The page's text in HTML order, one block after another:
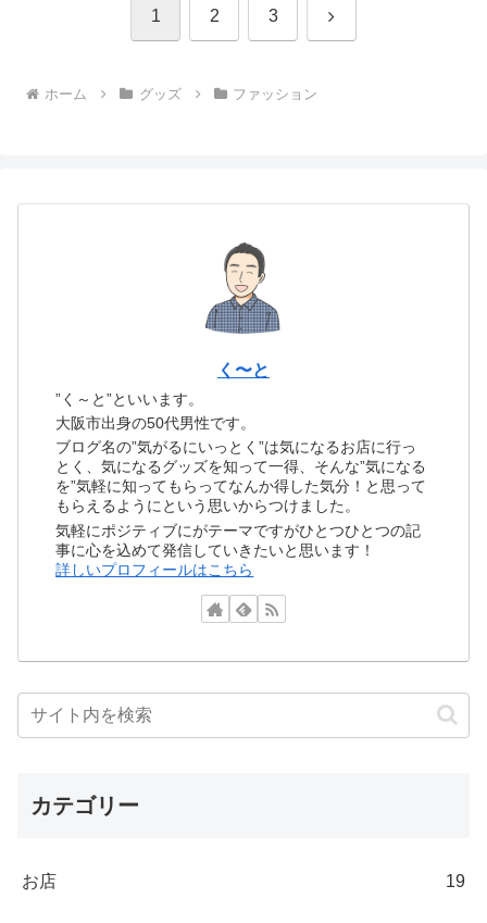
1 2 3 次
ホーム グッズ ファッション
く〜と
”く～と”といいます。
大阪市出身の50代男性です。
ブログ名の”気がるにいっとく”は気になるお店に行っ
とく、気になるグッズを知って一得、そんな”気になる
を”気軽に知ってもらってなんか得した気分！と思って
もらえるようにという思いからつけました。
気軽にポジティブにがテーマですがひとつひとつの記
事に心を込めて発信していきたいと思います！
詳しいプロフィールはこちら
カテゴリー
お店 19